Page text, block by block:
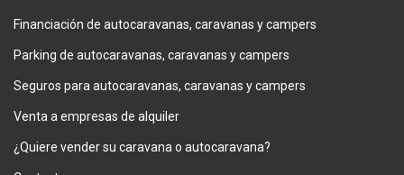
Financiación de autocaravanas, caravanas y campers
Parking de autocaravanas, caravanas y campers
Seguros para autocaravanas, caravanas y campers
Venta a empresas de alquiler
¿Quiere vender su caravana o autocaravana?